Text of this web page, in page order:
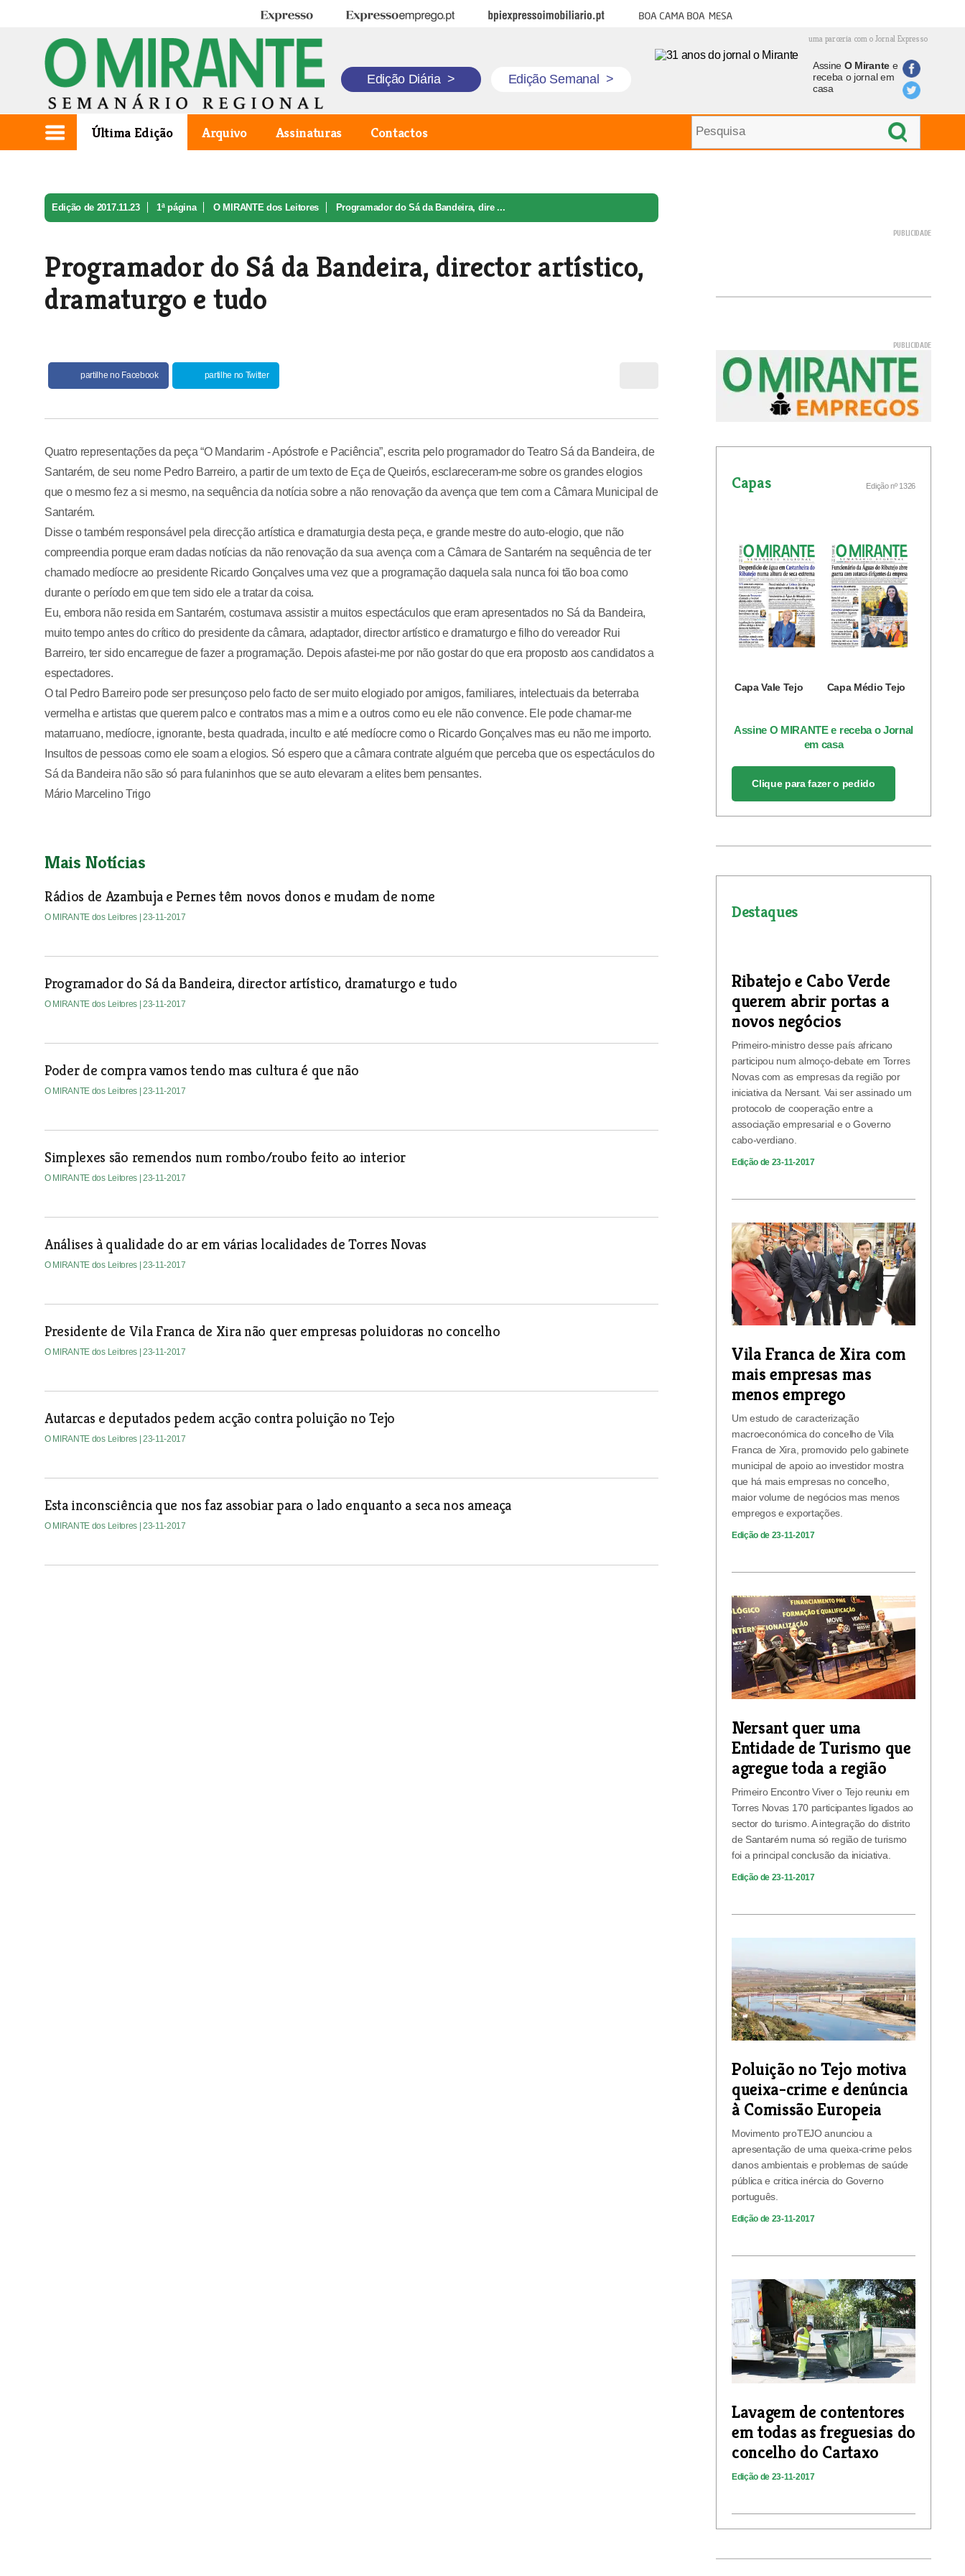
Expresso Expresso Emprego BPI Expresso Imobiliário Boa cama boa mesa
uma parceria com o Jornal Expresso
Edição Diária > Edição Semanal >
Assine O Mirantee
receba o jornal em
casa
Última Edição Arquivo Assinaturas Contactos
Edição de 2017.11.23 1ª página O MIRANTE dos Leitores Programador do Sá da Bandeira, dire ...
Programador do Sá da Bandeira, director artístico,
dramaturgo e tudo
partilhe no Facebook partilhe no Twitter
Quatro representações da peça “O Mandarim - Apóstrofe e Paciência”, escrita pelo programador do Teatro Sá da Bandeira, de
Santarém, de seu nome Pedro Barreiro, a partir de um texto de Eça de Queirós, esclareceram-me sobre os grandes elogios
que o mesmo fez a si mesmo, na sequência da notícia sobre a não renovação da avença que tem com a Câmara Municipal de
Santarém.
Disse o também responsável pela direcção artística e dramaturgia desta peça, e grande mestre do auto-elogio, que não
compreendia porque eram dadas notícias da não renovação da sua avença com a Câmara de Santarém na sequência de ter
chamado medíocre ao presidente Ricardo Gonçalves uma vez que a programação daquela sala nunca foi tão boa como
durante o período em que tem sido ele a tratar da coisa.
Eu, embora não resida em Santarém, costumava assistir a muitos espectáculos que eram apresentados no Sá da Bandeira,
muito tempo antes do crítico do presidente da câmara, adaptador, director artístico e dramaturgo e filho do vereador Rui
Barreiro, ter sido encarregue de fazer a programação. Depois afastei-me por não gostar do que era proposto aos candidatos a
espectadores.
O tal Pedro Barreiro pode ser presunçoso pelo facto de ser muito elogiado por amigos, familiares, intelectuais da beterraba
vermelha e artistas que querem palco e contratos mas a mim e a outros como eu ele não convence. Ele pode chamar-me
matarruano, medíocre, ignorante, besta quadrada, inculto e até medíocre como o Ricardo Gonçalves mas eu não me importo.
Insultos de pessoas como ele soam a elogios. Só espero que a câmara contrate alguém que perceba que os espectáculos do
Sá da Bandeira não são só para fulaninhos que se auto elevaram a elites bem pensantes.
Mário Marcelino Trigo
Mais Notícias
Rádios de Azambuja e Pernes têm novos donos e mudam de nome
O MIRANTE dos Leitores | 23-11-2017
Programador do Sá da Bandeira, director artístico, dramaturgo e tudo
O MIRANTE dos Leitores | 23-11-2017
Poder de compra vamos tendo mas cultura é que não
O MIRANTE dos Leitores | 23-11-2017
Simplexes são remendos num rombo/roubo feito ao interior
O MIRANTE dos Leitores | 23-11-2017
Análises à qualidade do ar em várias localidades de Torres Novas
O MIRANTE dos Leitores | 23-11-2017
Presidente de Vila Franca de Xira não quer empresas poluidoras no concelho
O MIRANTE dos Leitores | 23-11-2017
Autarcas e deputados pedem acção contra poluição no Tejo
O MIRANTE dos Leitores | 23-11-2017
Esta inconsciência que nos faz assobiar para o lado enquanto a seca nos ameaça
O MIRANTE dos Leitores | 23-11-2017
Capas Edição nº 1326
Capa Vale Tejo Capa Médio Tejo
Assine O MIRANTE e receba o Jornal
em casa
Clique para fazer o pedido
Destaques
Ribatejo e Cabo Verde
querem abrir portas a
novos negócios
Primeiro-ministro desse país africano
participou num almoço-debate em Torres
Novas com as empresas da região por
iniciativa da Nersant. Vai ser assinado um
protocolo de cooperação entre a
associação empresarial e o Governo
cabo-verdiano.
Edição de 23-11-2017
Vila Franca de Xira com
mais empresas mas
menos emprego
Um estudo de caracterização
macroeconómica do concelho de Vila
Franca de Xira, promovido pelo gabinete
municipal de apoio ao investidor mostra
que há mais empresas no concelho,
maior volume de negócios mas menos
empregos e exportações.
Edição de 23-11-2017
Nersant quer uma
Entidade de Turismo que
agregue toda a região
Primeiro Encontro Viver o Tejo reuniu em
Torres Novas 170 participantes ligados ao
sector do turismo. A integração do distrito
de Santarém numa só região de turismo
foi a principal conclusão da iniciativa.
Edição de 23-11-2017
Poluição no Tejo motiva
queixa-crime e denúncia
à Comissão Europeia
Movimento proTEJO anunciou a
apresentação de uma queixa-crime pelos
danos ambientais e problemas de saúde
pública e critica inércia do Governo
português.
Edição de 23-11-2017
Lavagem de contentores
em todas as freguesias do
concelho do Cartaxo
Edição de 23-11-2017